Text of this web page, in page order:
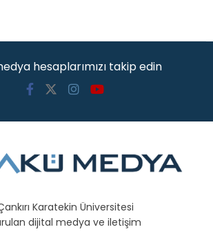
hesaplarımızı takip edin
Karatekin Üniversitesi
dijital medya ve iletişim